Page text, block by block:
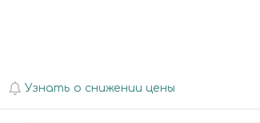
Узнать о снижении цены